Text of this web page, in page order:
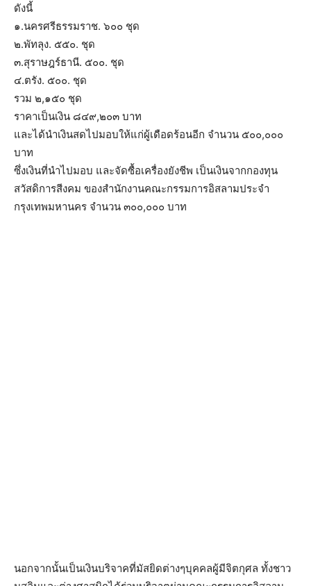
ดังนี้
๑.นครศรีธรรมราช. ๖๐๐ ชุด
๒.พัทลุง. ๕๕๐. ชุด
๓.สุราษฎร์ธานี. ๕๐๐. ชุด
๔.ตรัง. ๕๐๐. ชุด
รวม ๒,๑๕๐ ชุด
ราคาเป็นเงิน ๘๔๙,๒๐๓ บาท
และได้นำเงินสดไปมอบให้แก่ผู้เดือดร้อนอีก จำนวน ๕๐๐,๐๐๐
บาท
ซึ่งเงินที่นำไปมอบ และจัดซื้อเครื่องยังชีพ เป็นเงินจากกองทุน
สวัสดิการสีงคม ของสำนักงานคณะกรรมการอิสลามประจำ
กรุงเทพมหานคร จำนวน ๓๐๐,๐๐๐ บาท
นอกจากนั้นเป็นเงินบริจาคที่มัสยิดต่างๆบุคคลผู้มีจิตกุศล ทั้งชาว